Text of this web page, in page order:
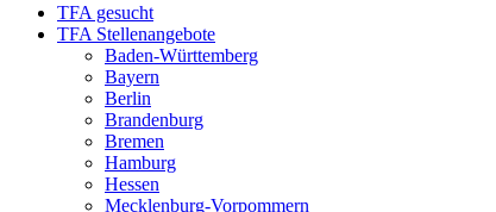
TFA gesucht
TFA Stellenangebote
Baden-Württemberg
Bayern
Berlin
Brandenburg
Bremen
Hamburg
Hessen
Mecklenburg-Vorpommern